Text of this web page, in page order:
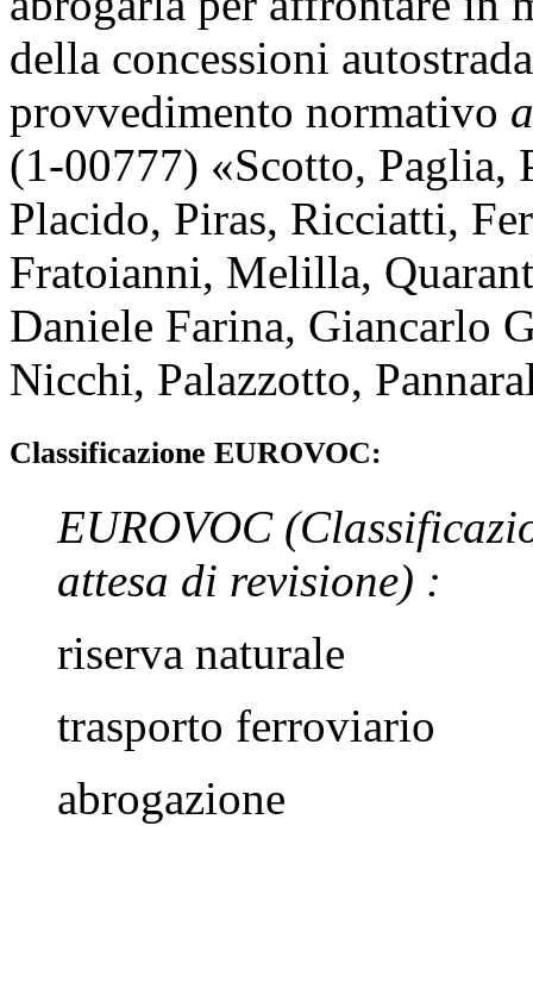
della concessioni
provvedimento normativo
(1-00777) «Scotto, Paglia,
Placido, Piras, Ricciatti,
Fratoianni, Melilla,
Daniele Farina, Giancarlo
Nicchi, Palazzotto,
Classificazione EUROVOC:
EUROVOC
attesa di revisione) :
riserva naturale
trasporto ferroviario
abrogazione